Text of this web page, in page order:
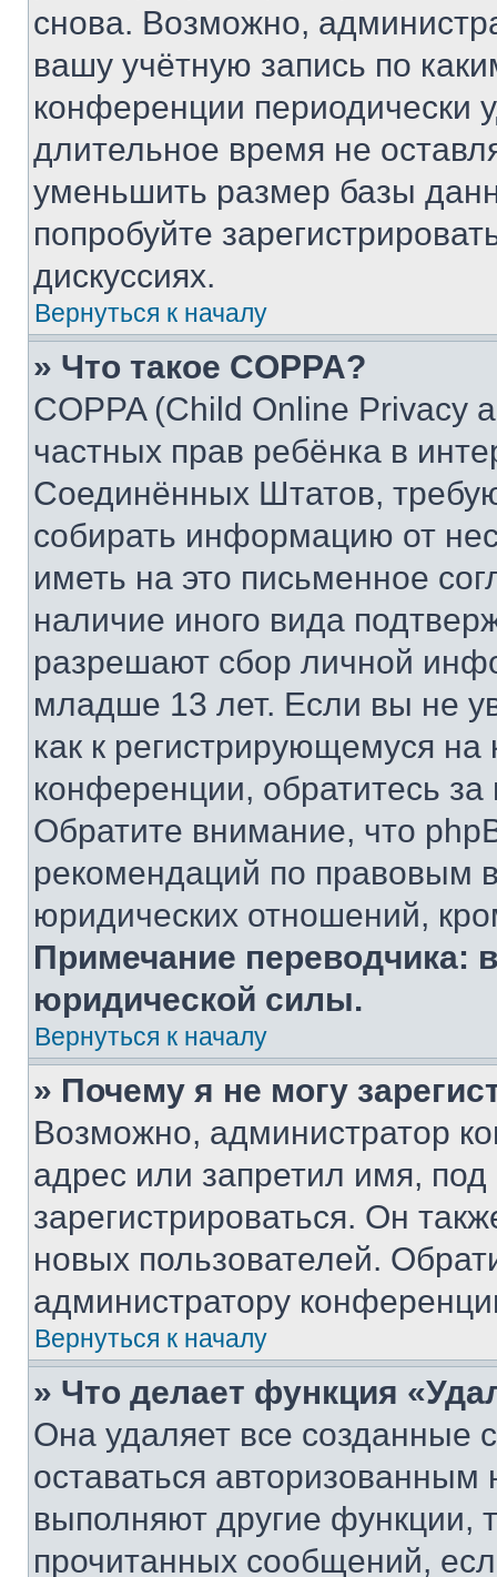
снова. Возможно,
вашу учётную запись по
конференции периодически
длительное время не
уменьшить размер базы
попробуйте
дискуссиях.
Вернуться к началу
» Что такое COPPA?
COPPA (Child Online Privacy
частных прав ребёнка в
Соединённых Штатов,
собирать информацию от
иметь на это письменное
наличие иного вида
разрешают сбор личной
младше 13 лет. Если вы не
как к регистрирующемуся
конференции, обратитесь
Обратите внимание, что
рекомендаций по правовым
юридических отношений,
Примечание переводчика:
юридической силы.
Вернуться к началу
» Почему я не могу
Возможно, администратор
адрес или запретил имя,
зарегистрироваться. Он
новых пользователей.
администратору
Вернуться к началу
» Что делает функция
Она удаляет все созданные
оставаться
выполняют другие функции,
прочитанных сообщений,